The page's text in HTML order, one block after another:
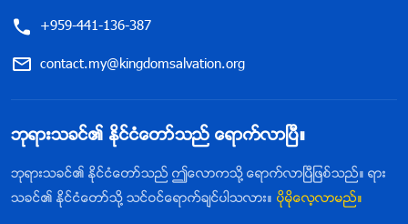
+959-441-136-387
contact.my@kingdomsalvation.org
ဘုရားသခင္၏ ႏိုင္ငံေတာ္သည္ ေရာက္လာၿပီ။
ဘုရားသခင္၏ ႏိုင္ငံေတာ္သည္ ဤေလာကသို႔ ေရာက္လာၿပီျဖစ္သည္။ ရား
သခင္၏ ႏိုင္ငံေတာ္သို႔ သင္ဝင္ေရာက္ခ်င္ပါသလား။ ပိုမိုေလ့လာမည္။